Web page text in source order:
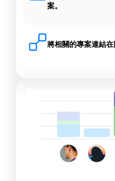
案。
將相關的專案連結在